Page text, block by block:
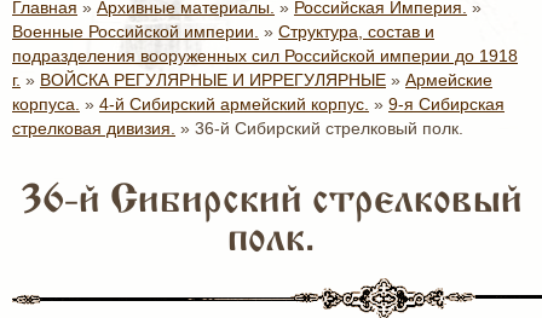
Главная » Архивные материалы. » Российская Империя. »
Военные Российской империи. » Структура, состав и
подразделения вооруженных сил Российской империи до 1918
г. » ВОЙСКА РЕГУЛЯРНЫЕ И ИРРЕГУЛЯРНЫЕ » Армейские
корпуса. » 4-й Сибирский армейский корпус. » 9-я Сибирская
стрелковая дивизия. » 36-й Сибирский стрелковый полк.
36-й Сибирский стрелковый
полк.